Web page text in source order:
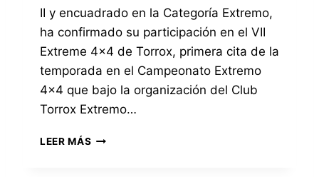
L
E
X
T
E
M
4
S
A
N
T
E
R
R
N
II y encuadrado en la Categoría Extremo,
ha confirmado su participación en el VII
Extreme 4×4 de Torrox, primera cita de la
temporada en el Campeonato Extremo
4×4 que bajo la organización del Club
Torrox Extremo…
LEER MÁS E